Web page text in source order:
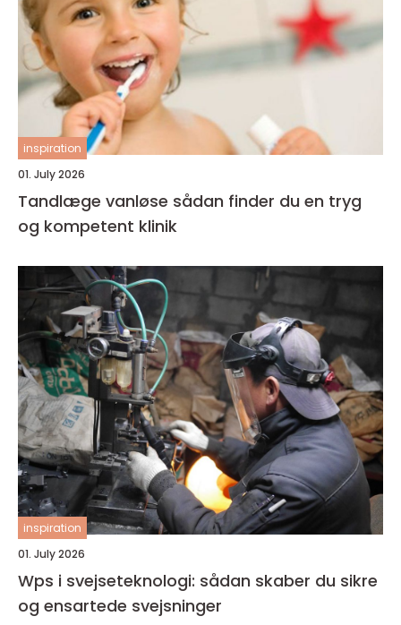
inspiration
01. July 2026
Tandlæge vanløse sådan finder du en tryg
og kompetent klinik
inspiration
01. July 2026
Wps i svejseteknologi: sådan skaber du sikre
og ensartede svejsninger